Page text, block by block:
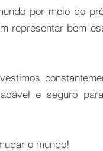
por meio do
representar bem
e seguro
o mundo!